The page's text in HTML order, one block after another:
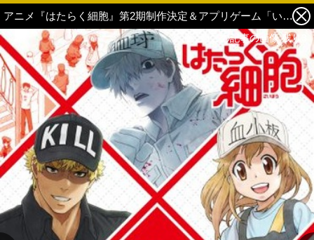
アニメ『はたらく細胞』第2期制作決定＆アプリゲーム「いつでも はたらく細胞」配信スタート 1枚目の写真・画像
この記事の画像 残り3
この記事の画像 残り3